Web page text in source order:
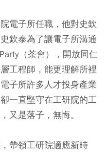
電子所任職，他對史欽
欽泰為了讓電子所溝通
（茶會），開放同仁
工程師，能更理解所裡
子所許多人才投身產業
一直堅守在工研院的工
又是落子，無悔。
帶領工研院適應新時